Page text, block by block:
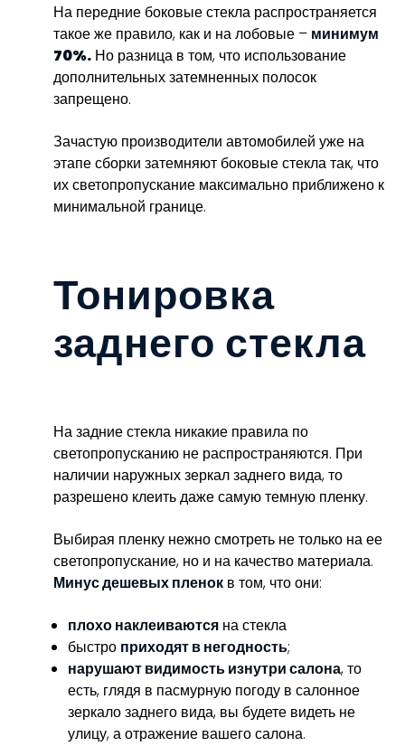
На передние боковые стекла распространяется
такое же правило, как и на лобовые – минимум
70%. Но разница в том, что использование
дополнительных затемненных полосок
запрещено.
Зачастую производители автомобилей уже на
этапе сборки затемняют боковые стекла так, что
их светопропускание максимально приближено к
минимальной границе.
Тонировка
заднего стекла
На задние стекла никакие правила по
светопропусканию не распространяются. При
наличии наружных зеркал заднего вида, то
разрешено клеить даже самую темную пленку.
Выбирая пленку нежно смотреть не только на ее
светопропускание, но и на качество материала.
Минус дешевых пленок в том, что они:
плохо наклеиваются на стекла
быстро приходят в негодность;
нарушают видимость изнутри салона, то
есть, глядя в пасмурную погоду в салонное
зеркало заднего вида, вы будете видеть не
улицу, а отражение вашего салона.